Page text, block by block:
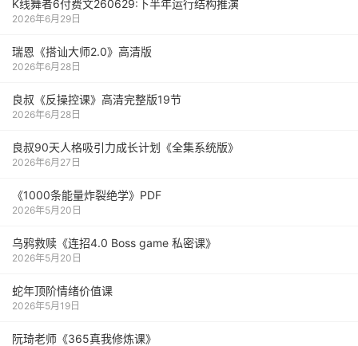
K线舞者6付费文260629:下半年运行结构推演
2026年6月29日
瑞恩《搭讪大师2.0》高清版
2026年6月28日
良叔《反操控课》高清完整版19节
2026年6月28日
良叔90天人格吸引力成长计划《全集系统版》
2026年6月27日
《1000‮能条‬‎量‮裂炸‬‎绝学》PDF
2026年5月20日
乌鸦救赎《连招4.0 Boss game 私密课》
2026年5月20日
蛇年顶阶情绪价值课
2026年5月19日
阮琦老师《365真我修炼课》